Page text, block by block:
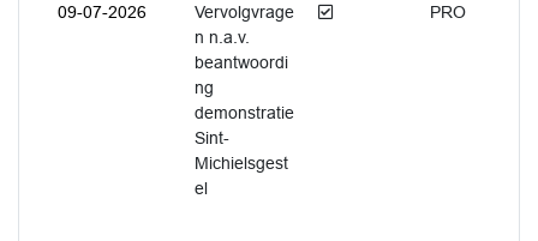
09-07-2026
Vervolgvrage
n n.a.v.
beantwoordi
ng
demonstratie
Sint-
Michielsgest
el
Afgedaan PRO